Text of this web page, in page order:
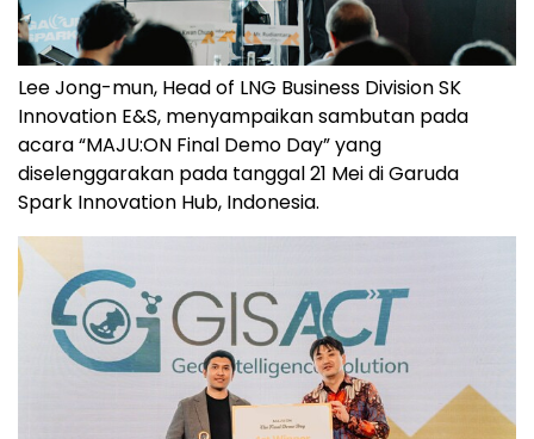
Lee Jong-mun, Head of LNG Business Division SK
Innovation E&S, menyampaikan sambutan pada
acara “MAJU:ON Final Demo Day” yang
diselenggarakan pada tanggal 21 Mei di Garuda
Spark Innovation Hub, Indonesia.